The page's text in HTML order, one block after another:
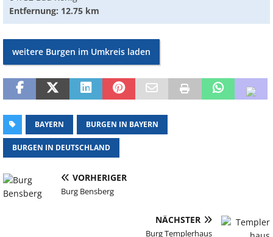
Entfernung: 12.75 km
weitere Burgen im Umkreis laden
BAYERN BURGEN IN BAYERN
BURGEN IN DEUTSCHLAND
VORHERIGER
Burg Bensberg
NÄCHSTER
Burg Templerhaus